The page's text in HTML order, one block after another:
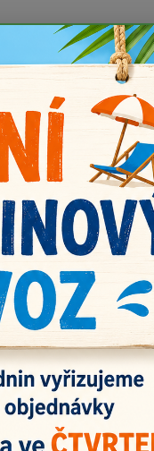
ZMĚNA !!! V
ZA POCHOPENÍ!
škálu